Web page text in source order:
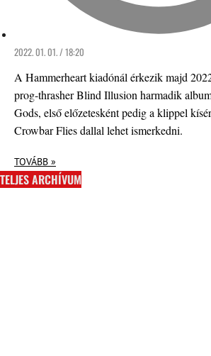
2022. 01. 01. / 18:20
A Hammerheart kiadónál érkezik majd
prog-thrasher Blind Illusion harmadik
Gods, első előzetesként pedig a klippel
Crowbar Flies dallal lehet ismerkedni.
TOVÁBB »
TELJES ARCHÍVUM